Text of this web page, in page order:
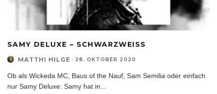
SAMY DELUXE – SCHWARZWEISS
MATTHI HILGE · 28. OKTOBER 2020
Ob als Wickeda MC, Baus of the Nauf, Sam Semilia oder einfach
nur Samy Deluxe: Samy hat in